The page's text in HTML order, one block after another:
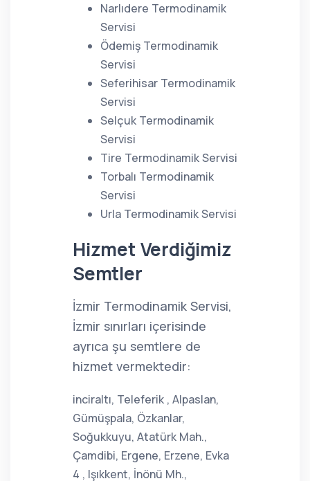
Narlıdere Termodinamik
Servisi
Ödemiş Termodinamik
Servisi
Seferihisar Termodinamik
Servisi
Selçuk Termodinamik
Servisi
Tire Termodinamik Servisi
Torbalı Termodinamik
Servisi
Urla Termodinamik Servisi
Hizmet Verdiğimiz
Semtler
İzmir Termodinamik Servisi,
İzmir sınırları içerisinde
ayrıca şu semtlere de
hizmet vermektedir:
inciraltı, Teleferik , Alpaslan,
Gümüşpala, Özkanlar,
Soğukkuyu, Atatürk Mah.,
Çamdibi, Ergene, Erzene, Evka
4 , Işıkkent, İnönü Mh.,